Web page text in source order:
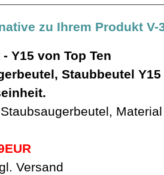
zu Ihrem Produkt V-
Y15 von Top Ten
Versand